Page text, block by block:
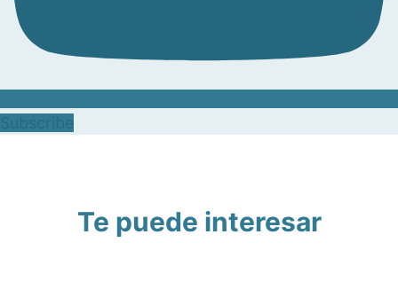
Te puede interesar